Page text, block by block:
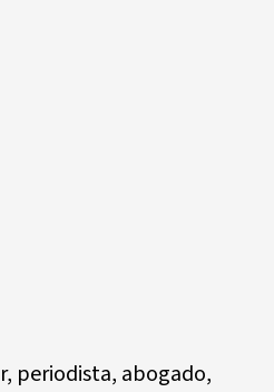
periodista, abogado,